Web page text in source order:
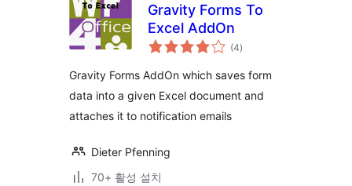
Gravity Forms To
Excel AddOn
(4전
체
점
)
Gravity Forms AddOn which saves form
data into a given Excel document and
attaches it to notification emails
Dieter Pfenning
70+ 활성 설치